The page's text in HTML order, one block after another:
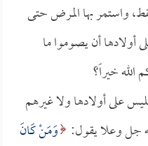
واستمر بها المرض حتى
أولادها أن يصوموا ما
خيراً؟
على أولادها ولا غيرهم
جل وعلا يقول: وَمَنْ كَانَ